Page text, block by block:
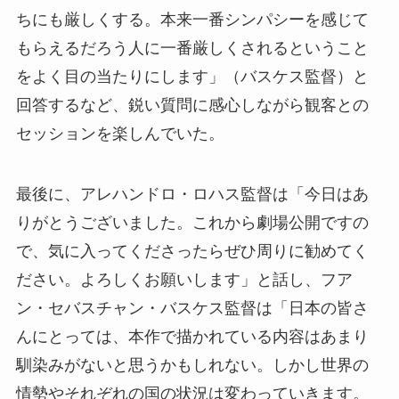
ちにも厳しくする。本来一番シンパシーを感じて
もらえるだろう人に一番厳しくされるということ
をよく目の当たりにします」（バスケス監督）と
回答するなど、鋭い質問に感心しながら観客との
セッションを楽しんでいた。
最後に、アレハンドロ・ロハス監督は「今日はあ
りがとうございました。これから劇場公開ですの
で、気に入ってくださったらぜひ周りに勧めてく
ださい。よろしくお願いします」と話し、フア
ン・セバスチャン・バスケス監督は「日本の皆さ
んにとっては、本作で描かれている内容はあまり
馴染みがないと思うかもしれない。しかし世界の
情勢やそれぞれの国の状況は変わっていきます。